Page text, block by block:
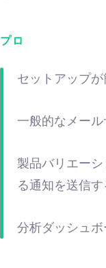
プロ
セットアップ
一般的なメー
製品バリエー
る通知を送信
分析ダッシュボ